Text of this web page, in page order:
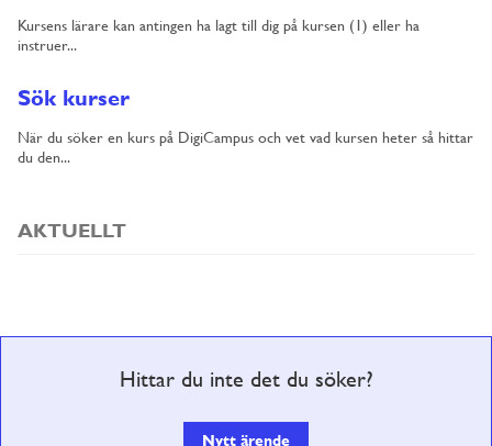
Kursens lärare kan antingen ha lagt till dig på kursen (1) eller ha
instruer...
Sök kurser
När du söker en kurs på DigiCampus och vet vad kursen heter så hittar
du den...
AKTUELLT
Hittar du inte det du söker?
Nytt ärende